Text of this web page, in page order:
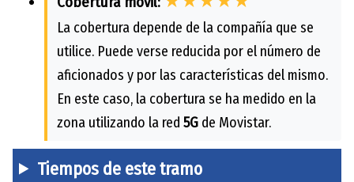
La cobertura depende de la compañía que se
utilice. Puede verse reducida por el número de
aficionados y por las características del mismo.
En este caso, la cobertura se ha medido en la
zona utilizando la red 5G de Movistar.
Tiempos de este tramo